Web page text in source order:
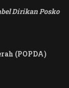
Dirikan Posko
(POPDA)